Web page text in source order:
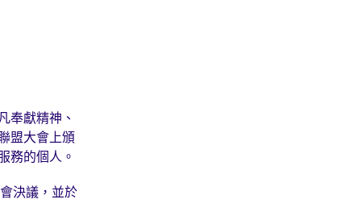
奉獻精神、
盟大會上頒
務的個人。
決議，並於